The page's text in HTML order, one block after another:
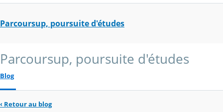
Parcoursup, poursuite d'études
Parcoursup, poursuite d'études
Blog
‹ Retour au blog